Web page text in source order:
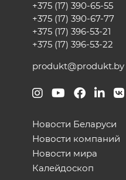
+375 (17) 390-65-55
+375 (17) 390-67-77
+375 (17) 396-53-21
+375 (17) 396-53-22
produkt@produkt.by
Новости Беларуси
Новости компаний
Новости мира
Калейдоскоп